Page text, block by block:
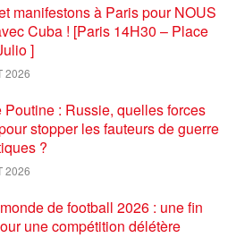
manifestons à Paris pour NOUS
Cuba ! [Paris 14H30 – Place
]
2026
Poutine : Russie, quelles forces
stopper les fauteurs de guerre
?
2026
de football 2026 : une fin
une compétition délétère